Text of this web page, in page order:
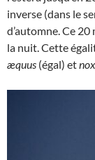
inverse (dans le
d’automne. Ce
la nuit. Cette
æquus (égal) etnox